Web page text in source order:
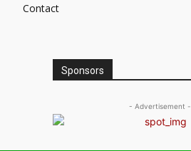
Contact
Sponsors
- Advertisement -